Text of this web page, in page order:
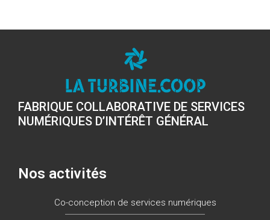
FABRIQUE COLLABORATIVE DE SERVICES
NUMÉRIQUES D’INTÉRÊT GÉNÉRAL
Nos activités
Co-conception de services numériques